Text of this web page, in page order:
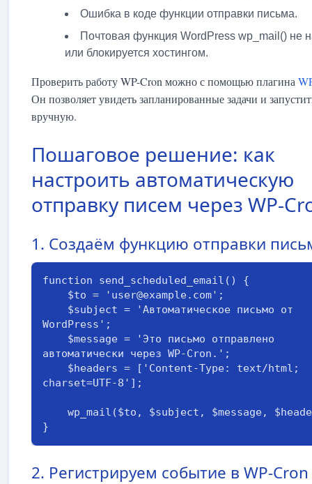
Ошибка в коде функции отправки письма.
Почтовая функция WordPress wp_mail() не
или блокируется хостингом.
Проверить работу WP-Cron можно с помощью плагина
Он позволяет увидеть запланированные задачи и
вручную.
Пошаговое решение: как
настроить автоматическую
отправку писем через WP-
1. Создаём функцию отправки
function send_scheduled_email() {
WordPress';
автоматически через WP-Cron.';
charset=UTF-8'];
}
2. Регистрируем событие в WP-Cron